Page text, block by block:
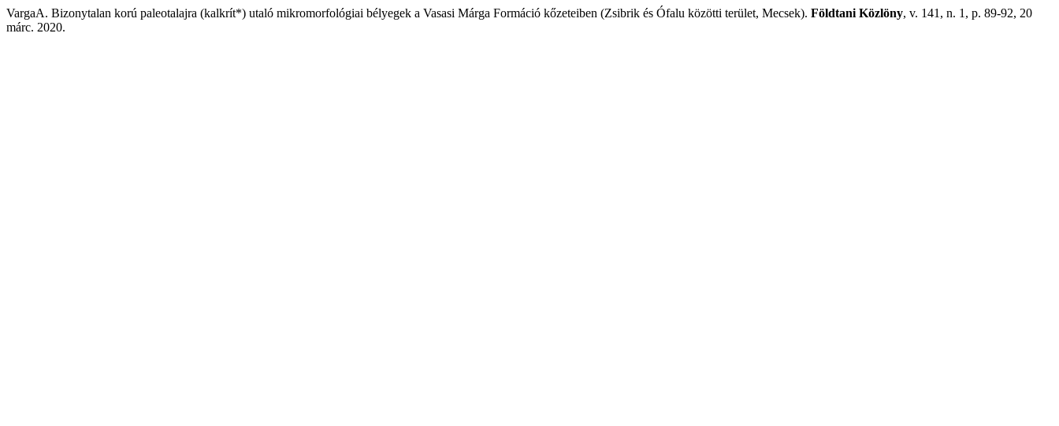
VargaA. Bizonytalan korú paleotalajra (kalkrít*) utaló mikromorfológiai bélyegek a Vasasi Márga Formáció kőzeteiben (Zsibrik és Ófalu közötti terület, Mecsek). Földtani Közlöny, v. 141, n. 1, p. 89-92, 20
márc. 2020.